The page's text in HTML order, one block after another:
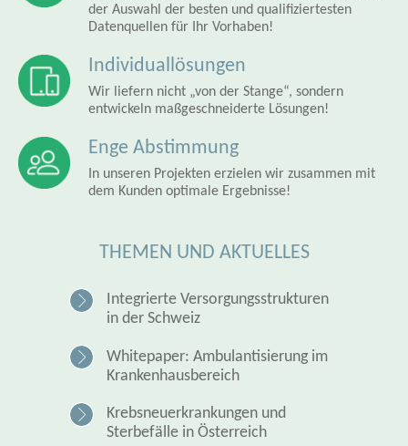
der Auswahl der besten und qualifiziertesten
Datenquellen für Ihr Vorhaben!
Individuallösungen
Wir liefern nicht „von der Stange“, sondern
entwickeln maßgeschneiderte Lösungen!
Enge Abstimmung
In unseren Projekten erzielen wir zusammen mit
dem Kunden optimale Ergebnisse!
THEMEN UND AKTUELLES
Integrierte Versorgungsstrukturen
in der Schweiz
Whitepaper: Ambulantisierung im
Krankenhausbereich
Krebsneuerkrankungen und
Sterbefälle in Österreich